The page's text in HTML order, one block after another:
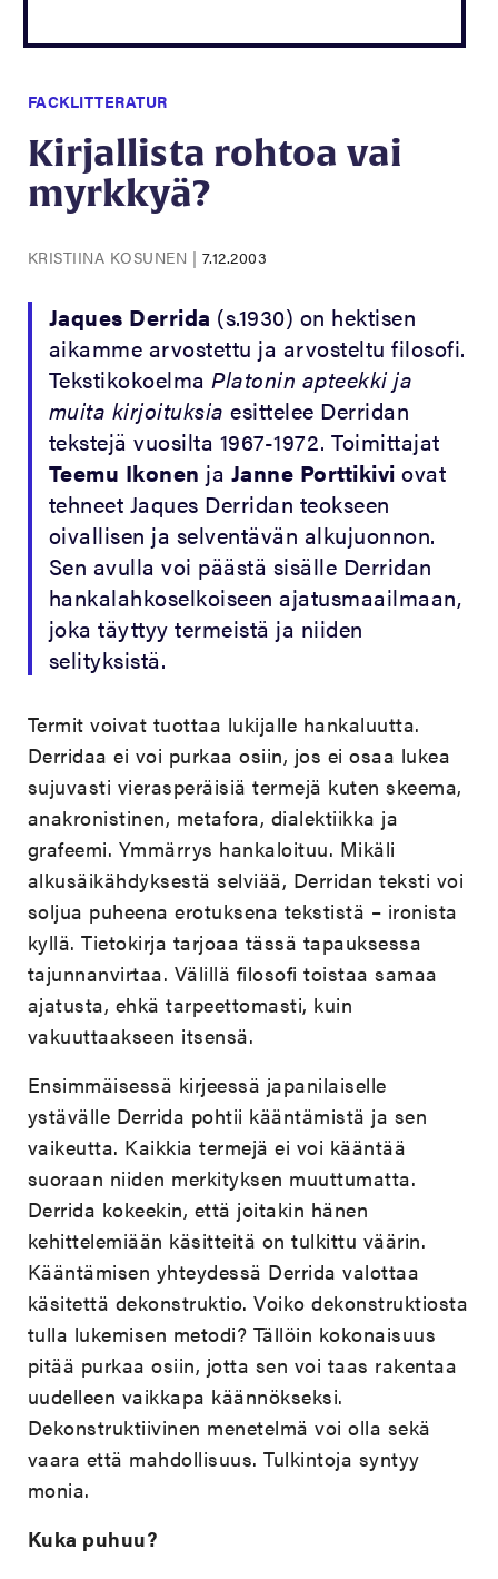
FACKLITTERATUR
Kirjallista rohtoa vai
myrkkyä?
KRISTIINA KOSUNEN | 7.12.2003
Jaques Derrida (s.1930) on hektisen
aikamme arvostettu ja arvosteltu filosofi.
TekstikokoelmaPlatonin apteekki ja
muita kirjoituksia esittelee Derridan
tekstejä vuosilta 1967-1972. Toimittajat
Teemu Ikonen ja Janne Porttikivi ovat
tehneet Jaques Derridan teokseen
oivallisen ja selventävän alkujuonnon.
Sen avulla voi päästä sisälle Derridan
hankalahkoselkoiseen ajatusmaailmaan,
joka täyttyy termeistä ja niiden
selityksistä.
Termit voivat tuottaa lukijalle hankaluutta.
Derridaa ei voi purkaa osiin, jos ei osaa lukea
sujuvasti vierasperäisiä termejä kuten skeema,
anakronistinen, metafora, dialektiikka ja
grafeemi. Ymmärrys hankaloituu. Mikäli
alkusäikähdyksestä selviää, Derridan teksti voi
soljua puheena erotuksena tekstistä – ironista
kyllä. Tietokirja tarjoaa tässä tapauksessa
tajunnanvirtaa. Välillä filosofi toistaa samaa
ajatusta, ehkä tarpeettomasti, kuin
vakuuttaakseen itsensä.
Ensimmäisessä kirjeessä japanilaiselle
ystävälle Derrida pohtii kääntämistä ja sen
vaikeutta. Kaikkia termejä ei voi kääntää
suoraan niiden merkityksen muuttumatta.
Derrida kokeekin, että joitakin hänen
kehittelemiään käsitteitä on tulkittu väärin.
Kääntämisen yhteydessä Derrida valottaa
käsitettä dekonstruktio. Voiko dekonstruktiosta
tulla lukemisen metodi? Tällöin kokonaisuus
pitää purkaa osiin, jotta sen voi taas rakentaa
uudelleen vaikkapa käännökseksi.
Dekonstruktiivinen menetelmä voi olla sekä
vaara että mahdollisuus. Tulkintoja syntyy
monia.
Kuka puhuu?